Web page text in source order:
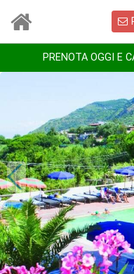
PRENOTA OGGI E